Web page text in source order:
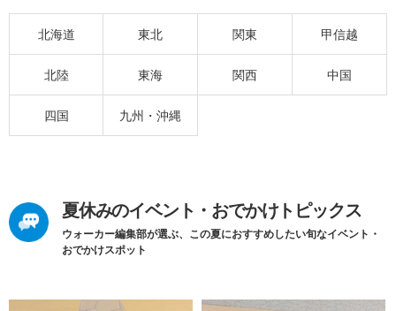
北海道 東北 関東 甲信越
北陸 東海 関西 中国
四国 九州・沖縄
夏休みのイベント・おでかけトピックス
ウォーカー編集部が選ぶ、この夏におすすめしたい旬なイベント・
おでかけスポット